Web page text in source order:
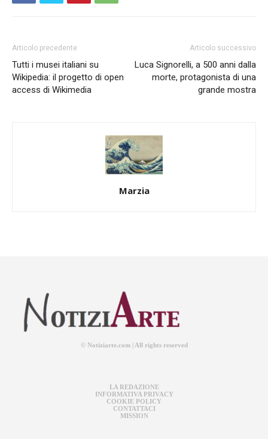
Articolo precedente
Tutti i musei italiani su
Wikipedia: il progetto di open
access di Wikimedia
Articolo successivo
Luca Signorelli, a 500 anni dalla
morte, protagonista di una
grande mostra
Marzia
© Notiziarte.com | All rights reserved
LA REDAZIONE
INFORMATIVA PRIVACY
COOKIE POLICY
CONTATTACI
MISSION